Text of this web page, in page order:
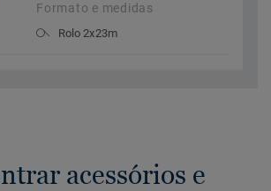
Formato e medidas
Rolo 2x23m
acessórios e